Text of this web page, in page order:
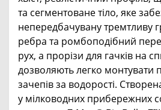
та сегментоване тіло, яке
непередбачувану тремтливу
ребра та ромбоподібний
рух, а прорізи для гачків на
дозволяють легко монтувати
зачепів за водорості.
у мілководних прибережних